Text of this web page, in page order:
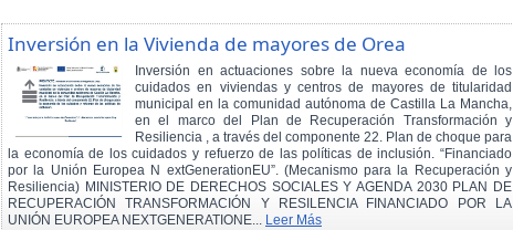
Inversión en la Vivienda de mayores de Orea
Inversión en actuaciones sobre la nueva economía de los
cuidados en viviendas y centros de mayores de titularidad
municipal en la comunidad autónoma de Castilla La Mancha,
en el marco del Plan de Recuperación Transformación y
Resiliencia , a través del componente 22. Plan de choque para
la economía de los cuidados y refuerzo de las políticas de inclusión. “Financiado
por la Unión Europea N extGenerationEU”. (Mecanismo para la Recuperación y
Resiliencia) MINISTERIO DE DERECHOS SOCIALES Y AGENDA 2030 PLAN DE
RECUPERACIÓN TRANSFORMACIÓN Y RESILENCIA FINANCIADO POR LA
UNIÓN EUROPEA NEXTGENERATIONE... Leer Más